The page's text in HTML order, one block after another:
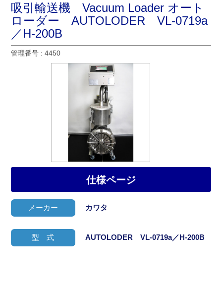
吸引輸送機 Vacuum Loader オート
ローダー AUTOLODER VL-0719a
／H-200B
管理番号 : 4450
メーカー カワタ
仕様ページ
型 式 AUTOLODER VL-0719a／H-200B